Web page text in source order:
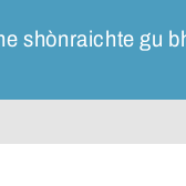
shònraichte gu